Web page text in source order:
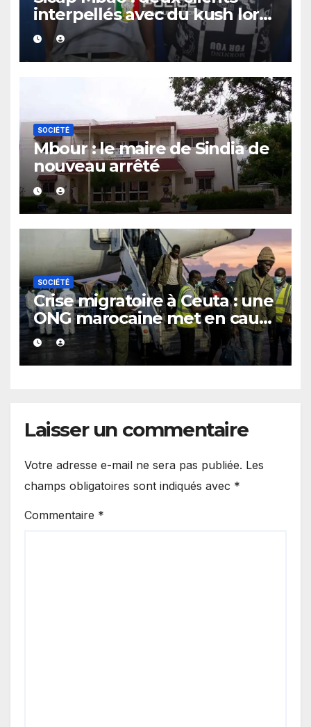
interpellés avec du kush lors
d’un contrôle de police dans
un bar
SOCIÉTÉ
Mbour : le maire de Sindia de
nouveau arrêté
SOCIÉTÉ
Crise migratoire à Ceuta : une
ONG marocaine met en cause
les responsabilités de Rabat
et de Madrid
Laisser un commentaire
Votre adresse e-mail ne sera pas publiée. Les
champs obligatoires sont indiqués avec *
Commentaire *